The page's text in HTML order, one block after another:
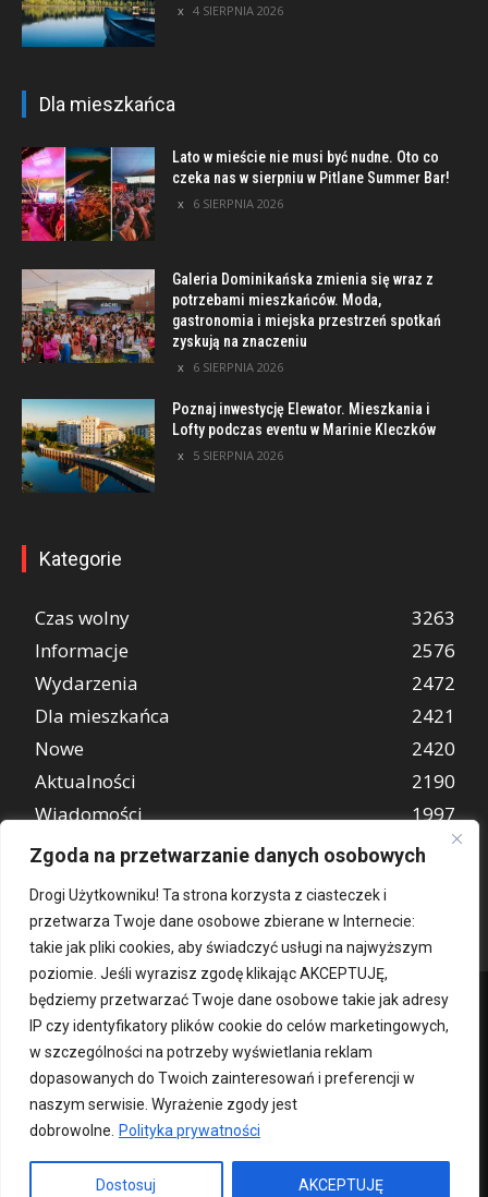
Zgoda na przetwarzanie danych osobowych
Drogi Użytkowniku! Ta strona korzysta z ciasteczek i
przetwarza Twoje dane osobowe zbierane w Internecie:
takie jak pliki cookies, aby świadczyć usługi na najwyższym
poziomie. Jeśli wyrazisz zgodę klikając AKCEPTUJĘ,
będziemy przetwarzać Twoje dane osobowe takie jak adresy
IP czy identyfikatory plików cookie do celów marketingowych,
w szczególności na potrzeby wyświetlania reklam
dopasowanych do Twoich zainteresowań i preferencji w
naszym serwisie. Wyrażenie zgody jest
dobrowolne.
Polityka prywatności
Dostosuj AKCEPTUJĘ
4 SIERPNIA 2026
Dla mieszkańca
Lato w mieście nie musi być nudne. Oto co
czeka nas w sierpniu w Pitlane Summer Bar!
6 SIERPNIA 2026
Galeria Dominikańska zmienia się wraz z
potrzebami mieszkańców. Moda,
gastronomia i miejska przestrzeń spotkań
zyskują na znaczeniu
6 SIERPNIA 2026
Poznaj inwestycję Elewator. Mieszkania i
Lofty podczas eventu w Marinie Kleczków
5 SIERPNIA 2026
Kategorie
Czas wolny
3263
Informacje
2576
Wydarzenia
2472
Dla mieszkańca
2421
Nowe
2420
Aktualności
2190
Wiadomości
1997
REKLAMA
849
Kontakt O nas Patronat medialny